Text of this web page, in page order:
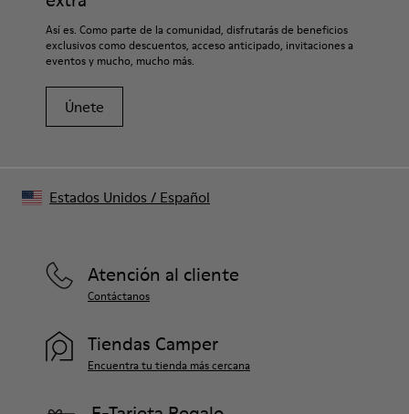
Así es. Como parte de la comunidad, disfrutarás de beneficios
exclusivos como descuentos, acceso anticipado, invitaciones a
eventos y mucho, mucho más.
Únete
Atención al cliente
Contáctanos
Tiendas Camper
Encuentra tu tienda más cercana
Estados Unidos / Español